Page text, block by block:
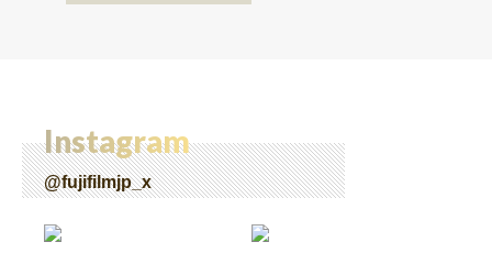
Instagram
@fujifilmjp_x